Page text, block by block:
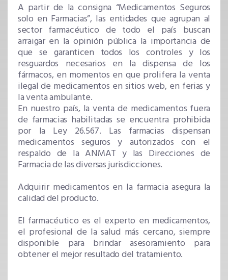
A partir de la consigna “Medicamentos Seguros
solo en Farmacias”, las entidades que agrupan al
sector farmacéutico de todo el país buscan
arraigar en la opinión pública la importancia de
que se garanticen todos los controles y los
resguardos necesarios en la dispensa de los
fármacos, en momentos en que prolifera la venta
ilegal de medicamentos en sitios web, en ferias y
la venta ambulante.
En nuestro país, la venta de medicamentos fuera
de farmacias habilitadas se encuentra prohibida
por la Ley 26.567. Las farmacias dispensan
medicamentos seguros y autorizados con el
respaldo de la ANMAT y las Direcciones de
Farmacia de las diversas jurisdicciones.
Adquirir medicamentos en la farmacia asegura la
calidad del producto.
El farmacéutico es el experto en medicamentos,
el profesional de la salud más cercano, siempre
disponible para brindar asesoramiento para
obtener el mejor resultado del tratamiento.